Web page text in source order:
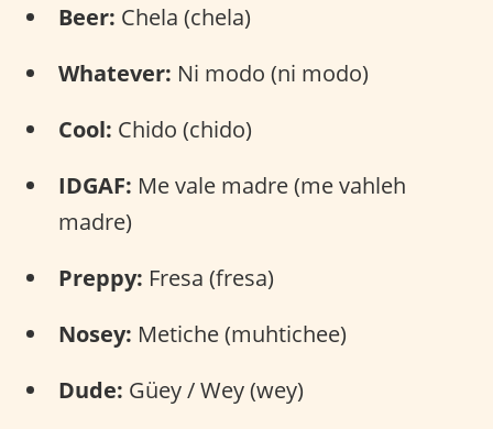
Beer: Chela (chela)
Whatever: Ni modo (ni modo)
Cool: Chido (chido)
IDGAF: Me vale madre (me vahleh
madre)
Preppy: Fresa (fresa)
Nosey: Metiche (muhtichee)
Dude: Güey / Wey (wey)